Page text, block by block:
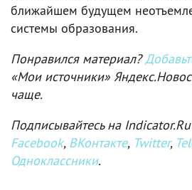
ближайшем будущем
системы образования.
Понравился материал?
«Мои источники»
чаще.
Подписывайтесь на Indicator.Ru
Facebook, ВКонтакте, Twitter,
Одноклассники.